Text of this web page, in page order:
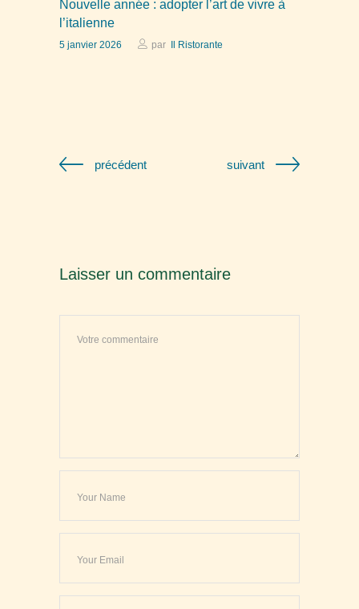
Nouvelle année : adopter l’art de vivre à
l’italienne
5 janvier 2026 par Il Ristorante
précédent suivant
Laisser un commentaire